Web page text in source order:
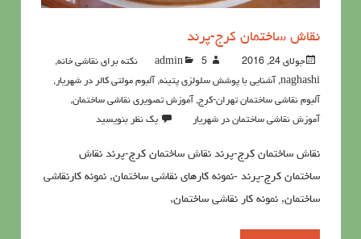
نقاش ساختمان کرج-پرند
جولای 24, 2016 admin 5نکته برای نقاشی خانه
,
naghashi
, آشنايي با پوشش سلولزي پتينه, آلبوم مولتی کالر در شهریار,
آلبوم نقاشی ساختمان تهران-کرج, آموزش تصویری نقاشی ساختمان,
آموزش نقاشی ساختمان در شهریار
یک نظر بنویسید
نقاش ساختمان کرج-پرند نقاش ساختمان کرج-پرند نقاش
ساختمان کرج-پرند -نمونه کارهای نقاشی ساختمان, نمونه کارنقاشی
ساختمان, نمونه کار نقاشی ساختمان,